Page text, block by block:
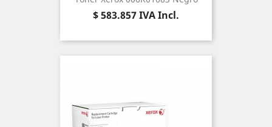
Precio
$ 583.857IVA Incl.